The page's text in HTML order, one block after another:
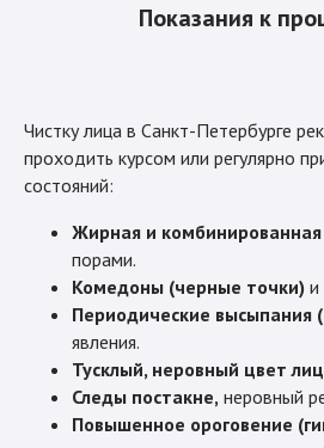
Показания к
Чистку лица в Санкт-Петербурге
проходить курсом или регулярно
состояний:
Жирная и
порами.
Комедоны (черные точки) и
Периодические высыпания
явления.
Тусклый, неровный цвет
Следы постакне, неровный
Повышенное ороговение